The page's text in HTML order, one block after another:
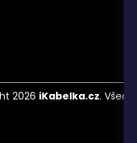
2026 iKabelka.cz.